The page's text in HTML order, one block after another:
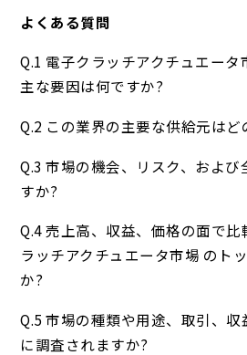
よくある質問
Q.1 電子クラッチアクチュエータ
主な要因は何ですか?
Q.2 この業界の主要な供給元はど
Q.3 市場の機会、リスク、およ
すか?
Q.4 売上高、収益、価格の面で比
ラッチアクチュエータ市場 のト
か?
Q.5 市場の種類や用途、取引、
に調査されますか?